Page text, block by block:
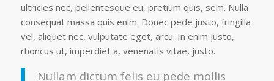
ultricies nec, pellentesque eu, pretium quis, sem. Nulla
consequat massa quis enim. Donec pede justo, fringilla
vel, aliquet nec, vulputate eget, arcu. In enim justo,
rhoncus ut, imperdiet a, venenatis vitae, justo.
Nullam dictum felis eu pede mollis